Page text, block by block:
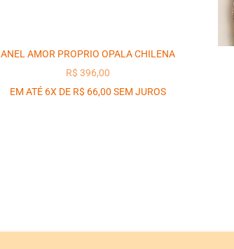
ANEL AMOR PROPRIO OPALA CHILENA
PREÇO PROMOCIONAL
R$ 396,00
EM ATÉ 6X DE R$ 66,00 SEM JUROS